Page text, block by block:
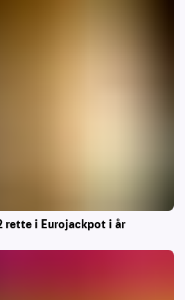
rette i Eurojackpot i år